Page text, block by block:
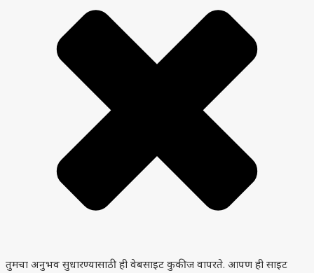
तुमचा अनुभव सुधारण्यासाठी ही वेबसाइट कुकीज वापरते. आपण ही साइट